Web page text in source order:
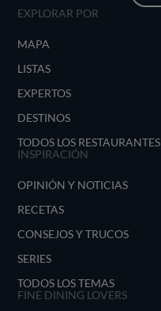
EXPLORAR POR
MAPA
LISTAS
EXPERTOS
DESTINOS
TODOS LOS RESTAURANTES
INSPIRACIÓN
OPINIÓN Y NOTICIAS
RECETAS
CONSEJOS Y TRUCOS
SERIES
TODOS LOS TEMAS
FINE DINING LOVERS